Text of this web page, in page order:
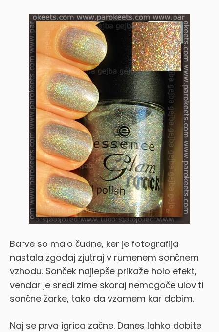
Barve so malo čudne, ker je fotografija
nastala zgodaj zjutraj v rumenem sončnem
vzhodu. Sonček najlepše prikaže holo efekt,
vendar je sredi zime skoraj nemogoče uloviti
sončne žarke, tako da vzamem kar dobim.
Naj se prva igrica začne. Danes lahko dobite